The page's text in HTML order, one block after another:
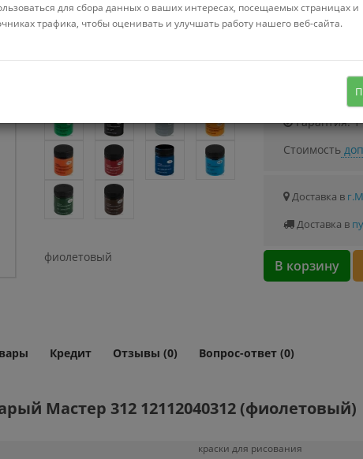
фиолетовый
Можно
Стоимость от
Узнать о
Гарантия: 1
Стоимость
Доставка в
Доставка в
В корзину
Кредит Отзывы (0) Вопрос-ответ (0)
Мастер 312 12112040312 (фиолетовый)
краски для рисования
для сбора данных о ваших интересах, посещаемых страницах и
трафика, чтобы оценивать и улучшать работу нашего веб-сайта.